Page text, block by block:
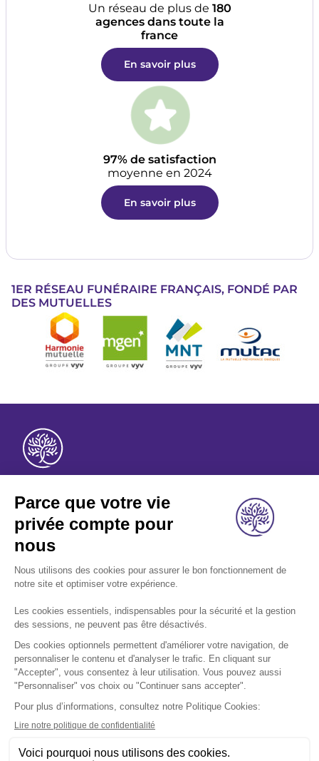
Un réseau de plus de 180
agences dans toute la
france
En savoir plus
97% de satisfaction
moyenne en 2024
En savoir plus
1ER RÉSEAU FUNÉRAIRE FRANÇAIS, FONDÉ PAR
DES MUTUELLES
Image
A propos
Nos métiers
Les indispensables
Nous rejoindre
Nous contacter
Retrouvez-nous sur les réseaux sociaux: